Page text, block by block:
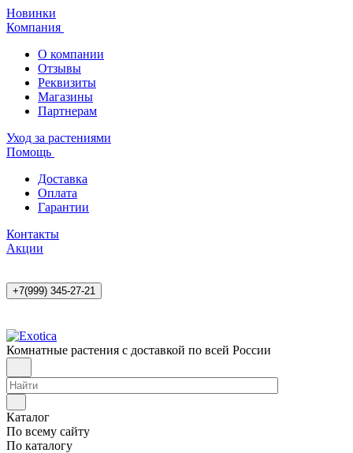
Новинки
Компания
О компании
Отзывы
Реквизиты
Магазины
Партнерам
Уход за растениями
Помощь
Доставка
Оплата
Гарантии
Контакты
Акции
+7(999) 345-27-21
Комнатные растения с доставкой по всей России
Каталог
По всему сайту
По каталогу